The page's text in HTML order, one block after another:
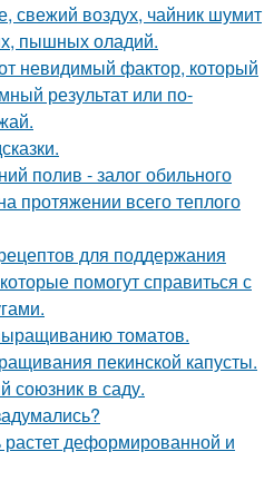
свежий воздух, чайник шумит
пышных оладий.
невидимый фактор, который
результат или по-
полив - залог обильного
протяжении всего теплого
для поддержания
помогут справиться с
томатов.
пекинской капусты.
союзник в саду.
деформированной и